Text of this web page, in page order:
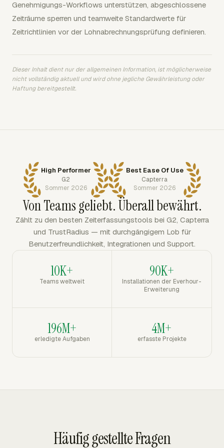
Genehmigungs-Workflows unterstützen, abgeschlossene
Zeiträume sperren und teamweite Standardwerte für
Zeitrichtlinien vor der Lohnabrechnungsprüfung definieren.
Dieser Inhalt dient nur der allgemeinen Information, ist möglicherweise
nicht vollständig aktuell und wird ohne jegliche Gewährleistung oder
Haftung bereitgestellt.
High Performer
G2
Sommer 2026
Best Ease Of Use
Capterra
Sommer 2026
Von Teams geliebt. Überall bewährt.
Zählt zu den besten Zeiterfassungstools bei G2, Capterra
und TrustRadius — mit durchgängigem Lob für
Benutzerfreundlichkeit, Integrationen und Support.
10K+
Teams weltweit
90K+
Installationen der Everhour-
Erweiterung
196M+
erledigte Aufgaben
4M+
erfasste Projekte
Häufig gestellte Fragen